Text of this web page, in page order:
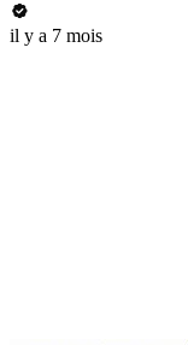
il y a 7 mois